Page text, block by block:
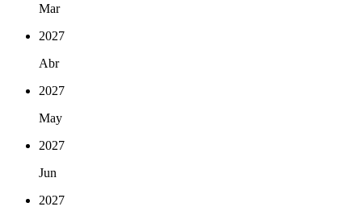
Mar
2027
Abr
2027
May
2027
Jun
2027